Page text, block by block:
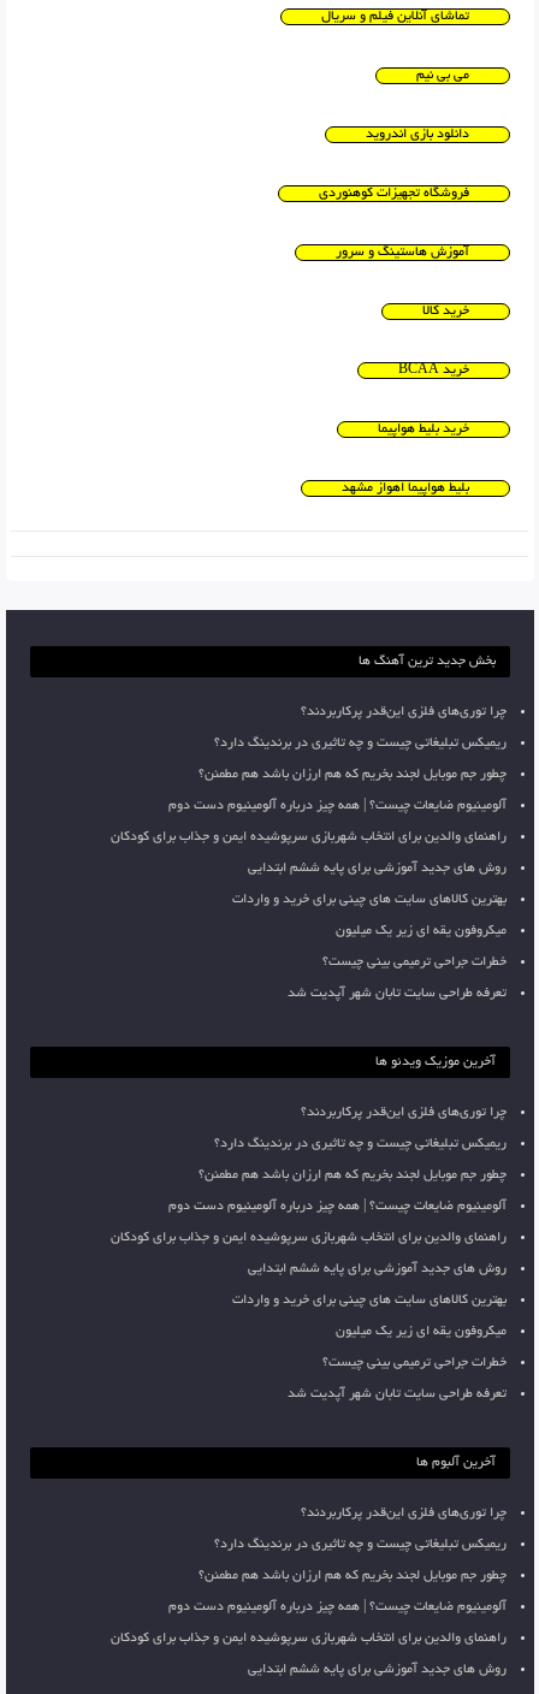
تماشای آنلاین فیلم و سریال
می بی نیم
دانلود بازی اندروید
فروشگاه تجهیزات کوهنوردی
آموزش هاستینگ و سرور
خرید کالا
خرید BCAA
خرید بلیط هواپیما
بلیط هواپیما اهواز مشهد
بخش جدید ترین آهنگ ها
چرا توری‌های فلزی این‌قدر پرکاربردند؟
ریمیکس تبلیغاتی چیست و چه تاثیری در برندینگ دارد؟
چطور جم موبایل لجند بخریم که هم ارزان باشد هم مطمئن؟
آلومینیوم ضایعات چیست؟ | همه چیز درباره آلومینیوم دست دوم
راهنمای والدین برای انتخاب شهربازی سرپوشیده ایمن و جذاب برای کودکان
روش های جدید آموزشی برای پایه ششم ابتدایی
بهترین کالاهای سایت های چینی برای خرید و واردات
میکروفون یقه ای زیر یک میلیون
خطرات جراحی ترمیمی بینی چیست؟
تعرفه طراحی سایت تابان شهر آپدیت شد
آخرین موزیک ویدئو ها
چرا توری‌های فلزی این‌قدر پرکاربردند؟
ریمیکس تبلیغاتی چیست و چه تاثیری در برندینگ دارد؟
چطور جم موبایل لجند بخریم که هم ارزان باشد هم مطمئن؟
آلومینیوم ضایعات چیست؟ | همه چیز درباره آلومینیوم دست دوم
راهنمای والدین برای انتخاب شهربازی سرپوشیده ایمن و جذاب برای کودکان
روش های جدید آموزشی برای پایه ششم ابتدایی
بهترین کالاهای سایت های چینی برای خرید و واردات
میکروفون یقه ای زیر یک میلیون
خطرات جراحی ترمیمی بینی چیست؟
تعرفه طراحی سایت تابان شهر آپدیت شد
آخرین آلبوم ها
چرا توری‌های فلزی این‌قدر پرکاربردند؟
ریمیکس تبلیغاتی چیست و چه تاثیری در برندینگ دارد؟
چطور جم موبایل لجند بخریم که هم ارزان باشد هم مطمئن؟
آلومینیوم ضایعات چیست؟ | همه چیز درباره آلومینیوم دست دوم
راهنمای والدین برای انتخاب شهربازی سرپوشیده ایمن و جذاب برای کودکان
روش های جدید آموزشی برای پایه ششم ابتدایی